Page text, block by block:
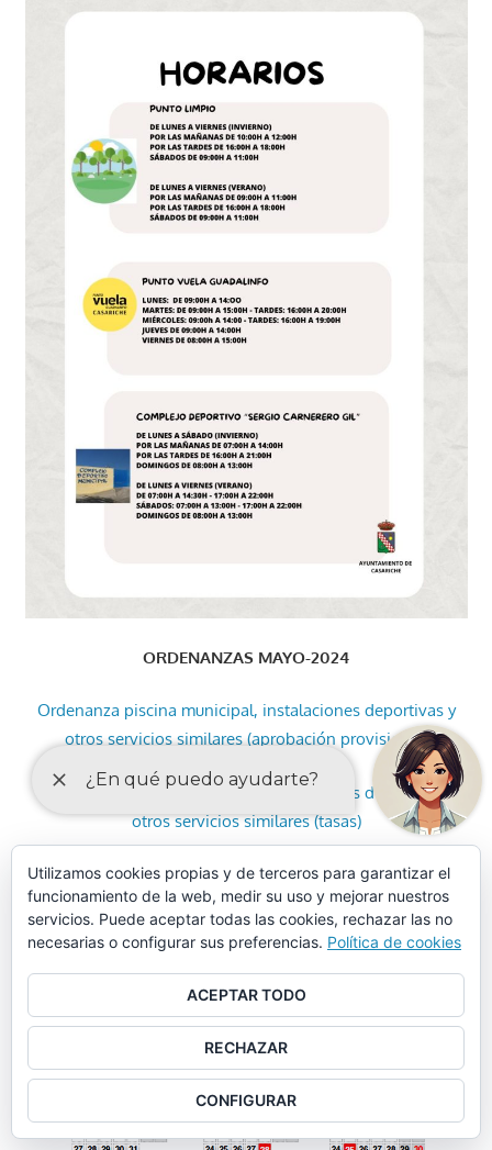
ORDENANZAS MAYO-2024
Ordenanza piscina municipal, instalaciones deportivas y
otros servicios similares (aprobación provisional)
Ordenanza piscina municipal, instalaciones deportivas y
otros servicios similares (tasas)
Ordenanza municipal de limpieza (aprobación provisional)
Ordenanza municipal de limpieza (artículos)
CALENDARIO LABORAL 2025
Utilizamos cookies propias y de terceros para garantizar el
funcionamiento de la web, medir su uso y mejorar nuestros
servicios. Puede aceptar todas las cookies, rechazar las no
necesarias o configurar sus preferencias. Política de cookies
ACEPTAR TODO
RECHAZAR
CONFIGURAR